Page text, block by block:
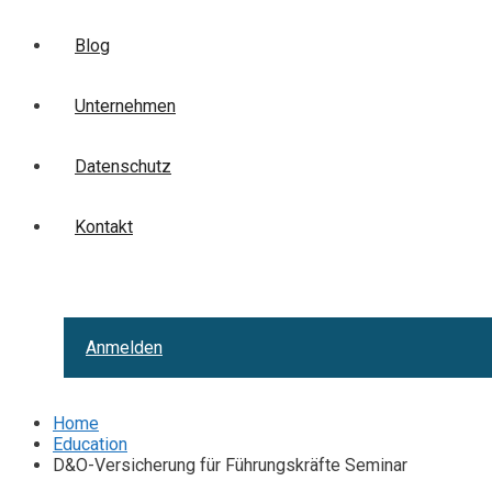
Blog
Unternehmen
Datenschutz
Kontakt
Anmelden
Home
Education
D&O-Versicherung für Führungskräfte Seminar